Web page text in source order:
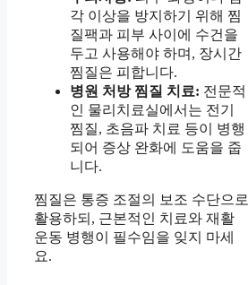
각 이상을 방지하기 위해 찜
질팩과 피부 사이에 수건을
두고 사용해야 하며, 장시간
찜질은 피합니다.
병원 처방 찜질 치료: 전문적
인 물리치료실에서는 전기
찜질, 초음파 치료 등이 병행
되어 증상 완화에 도움을 줍
니다.
찜질은 통증 조절의 보조 수단으로
활용하되, 근본적인 치료와 재활
운동 병행이 필수임을 잊지 마세
요.